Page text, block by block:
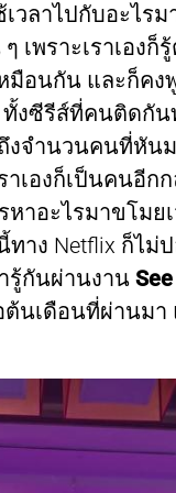
วลาไปกับอะไร
พราะเราเองก็
มือนกัน และก็คง
งซีรีส์ที่คนติดกัน
งจำนวนคนที่หัน
าเองก็เป็นคนอี
าอะไรมาขโมย
าง Netflix ก็ไม่
รู้กันผ่านงาน
นเดือนที่ผ่านมา